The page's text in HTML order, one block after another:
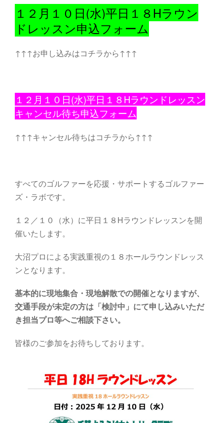
１２月１０日(水)平日１８Hラウン
ドレッスン申込フォーム
↑↑↑お申し込みはコチラから↑↑↑
１２月１０日(水)平日１８Hラウンドレッスン
キャンセル待ち申込フォーム
↑↑↑キャンセル待ちはコチラから↑↑↑
すべてのゴルファーを応援・サポートするゴルファー
ズ・ラボです。
１２／１０（水）に平日１８Hラウンドレッスンを開
催いたします。
大沼プロによる実践重視の１８ホールラウンドレッス
ンとなります。
基本的に現地集合・現地解散での開催となりますが、
交通手段が未定の方は「検討中」にて申し込みいただ
き担当プロ等へご相談下さい。
皆様のご参加をお待ちしております。